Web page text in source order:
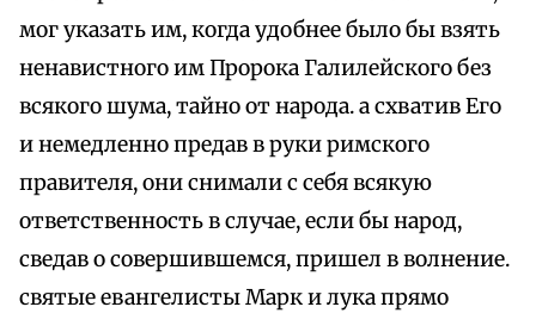
мог указать им, когда удобнее было бы взять
ненавистного им Пророка Галилейского без
всякого шума, тайно от народа. а схватив Его
и немедленно предав в руки римского
правителя, они снимали с себя всякую
ответственность в случае, если бы народ,
сведав о совершившемся, пришел в волнение.
святые евангелисты Марк и лука прямо